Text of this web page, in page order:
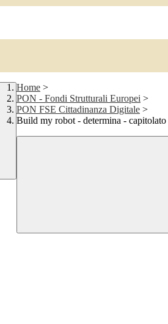
Home >
PON - Fondi Strutturali Europei >
PON FSE Cittadinanza Digitale >
Build my robot - determina -